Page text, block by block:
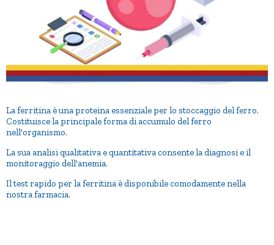
La ferritina è una proteina essenziale per lo stoccaggio del ferro.
Costituisce la principale forma di accumulo del ferro
nell'organismo.
La sua analisi qualitativa e quantitativa consente la diagnosi e il
monitoraggio dell'anemia.
Il test rapido per la ferritina è disponibile comodamente nella
nostra farmacia.